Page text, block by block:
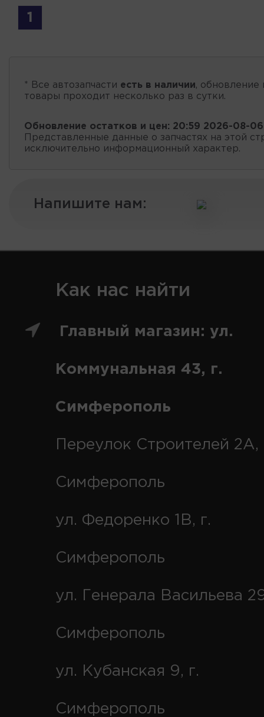
1
* Все автозапчасти есть в наличии, обновление
товары проходит несколько раз в сутки.
Обновление остатков и цен: 20:59 2026-08-06
Представленные данные о запчастях на этой
исключительно информационный характер.
Напишите нам:
Как нас найти
Главный магазин: ул.
Коммунальная 43, г.
Симферополь
Переулок Строителей 2А,
Симферополь
ул. Федоренко 1В, г.
Симферополь
ул. Генерала Васильева
Симферополь
ул. Кубанская 9, г.
Симферополь